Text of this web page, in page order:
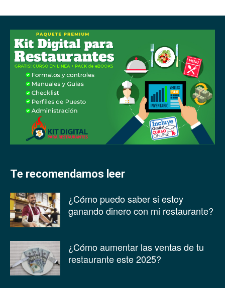
Te recomendamos leer
¿Cómo puedo saber si estoy
ganando dinero con mi restaurante?
¿Cómo aumentar las ventas de tu
restaurante este 2025?